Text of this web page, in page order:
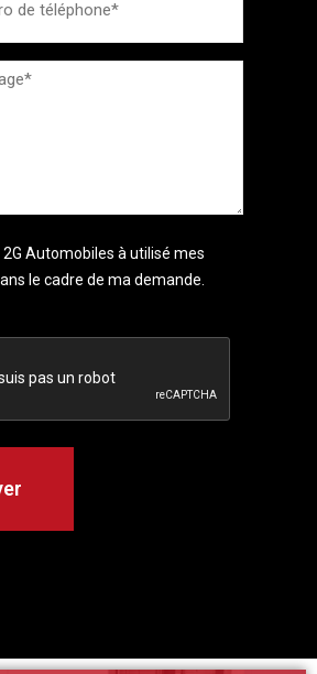
Automobiles à utilisé mes
le cadre de ma demande.